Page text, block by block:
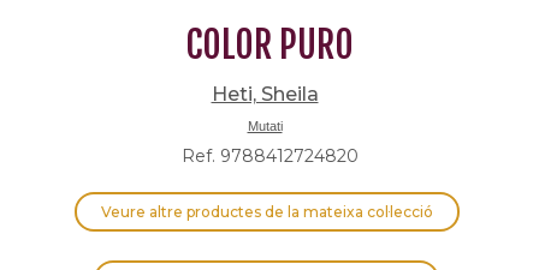
COLOR PURO
Heti, Sheila
Mutati
Ref. 9788412724820
Veure altre productes de la mateixa col·lecció